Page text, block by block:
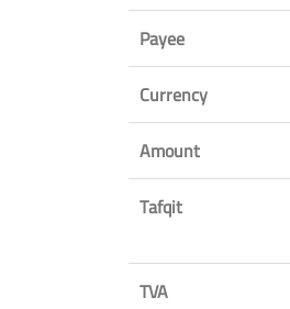
Payee
Currency
Amount
Tafqit
TVA